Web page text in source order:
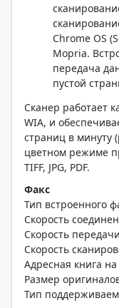
Chrome OS
Mopria.
передача
пустой
Сканер работает
WIA, и
страниц в минуту
цветном режиме
TIFF, JPG, PDF.
Факс
Тип встроенного
Скорость
Скорость
Скорость
Адресная книга
Размер
Тип